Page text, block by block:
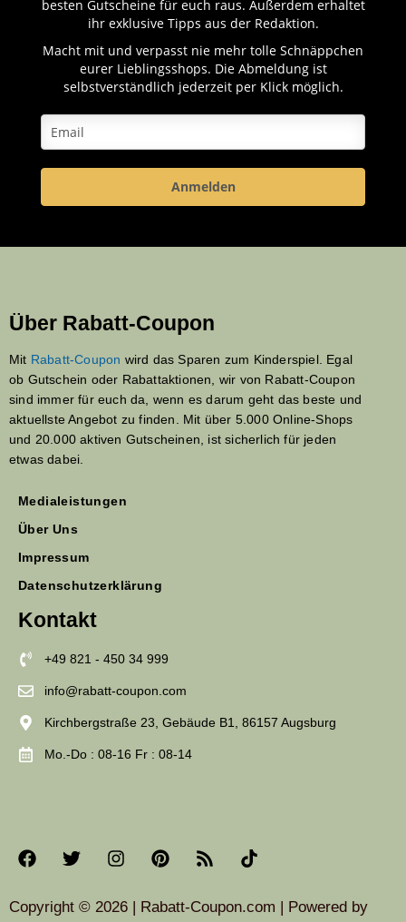
besten Gutscheine für euch raus. Außerdem erhaltet
ihr exklusive Tipps aus der Redaktion.
Macht mit und verpasst nie mehr tolle Schnäppchen
eurer Lieblingsshops. Die Abmeldung ist
selbstverständlich jederzeit per Klick möglich.
Anmelden
Über Rabatt-Coupon
Mit Rabatt-Coupon wird das Sparen zum Kinderspiel. Egal
ob Gutschein oder Rabattaktionen, wir von Rabatt-Coupon
sind immer für euch da, wenn es darum geht das beste und
aktuellste Angebot zu finden. Mit über 5.000 Online-Shops
und 20.000 aktiven Gutscheinen, ist sicherlich für jeden
etwas dabei.
Medialeistungen
Über Uns
Impressum
Datenschutzerklärung
Kontakt
+49 821 - 450 34 999
info@rabatt-coupon.com
Kirchbergstraße 23, Gebäude B1, 86157 Augsburg
Mo.-Do : 08-16 Fr : 08-14
Copyright © 2026 | Rabatt-Coupon.com | Powered by